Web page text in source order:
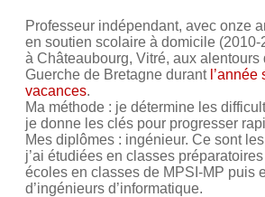
Professeur indépendant, avec onze
en soutien scolaire à domicile (2010-
à Châteaubourg, Vitré, aux alentours
Guerche de Bretagne durant
vacances.
Ma méthode : je détermine les
je donne les clés pour progresser
Mes diplômes : ingénieur. Ce sont
j’ai étudiées en classes
écoles en classes de MPSI-MP puis
d’ingénieurs d’informatique.